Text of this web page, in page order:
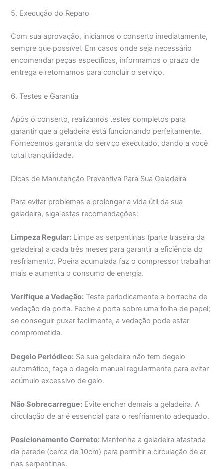
5. Execução do Reparo
Com sua aprovação, iniciamos o conserto imediatamente,
sempre que possível. Em casos onde seja necessário
encomendar peças específicas, informamos o prazo de
entrega e retornamos para concluir o serviço.
6. Testes e Garantia
Após o conserto, realizamos testes completos para
garantir que a geladeira está funcionando perfeitamente.
Fornecemos garantia do serviço executado, dando a você
total tranquilidade.
Dicas de Manutenção Preventiva Para Sua Geladeira
Para evitar problemas e prolongar a vida útil da sua
geladeira, siga estas recomendações:
Limpeza Regular: Limpe as serpentinas (parte traseira da
geladeira) a cada três meses para garantir a eficiência do
resfriamento. Poeira acumulada faz o compressor trabalhar
mais e aumenta o consumo de energia.
Verifique a Vedação: Teste periodicamente a borracha de
vedação da porta. Feche a porta sobre uma folha de papel;
se conseguir puxar facilmente, a vedação pode estar
comprometida.
Degelo Periódico: Se sua geladeira não tem degelo
automático, faça o degelo manual regularmente para evitar
acúmulo excessivo de gelo.
Não Sobrecarregue: Evite encher demais a geladeira. A
circulação de ar é essencial para o resfriamento adequado.
Posicionamento Correto: Mantenha a geladeira afastada
da parede (cerca de 10cm) para permitir a circulação de ar
nas serpentinas.